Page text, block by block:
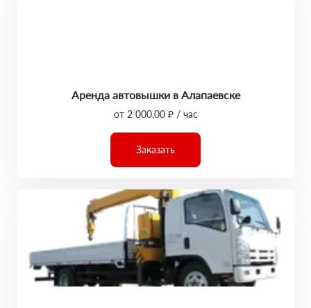
Аренда автовышки в Алапаевске
от 2 000,00 ₽ / час
Заказать